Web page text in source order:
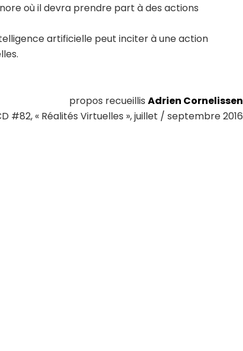
où il devra prendre part à des actions
artificielle peut inciter à une action
propos recueillisAdrien Cornelissen
#82, « Réalités Virtuelles », juillet / septembre 2016